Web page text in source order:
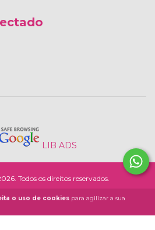
o uso de cookies para agilizar a sua
LIB ADS
Todos os direitos reservados.